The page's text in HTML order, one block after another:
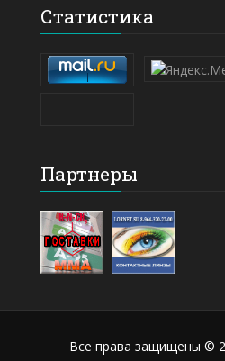
Статистика
Партнеры
Все права защищены ©